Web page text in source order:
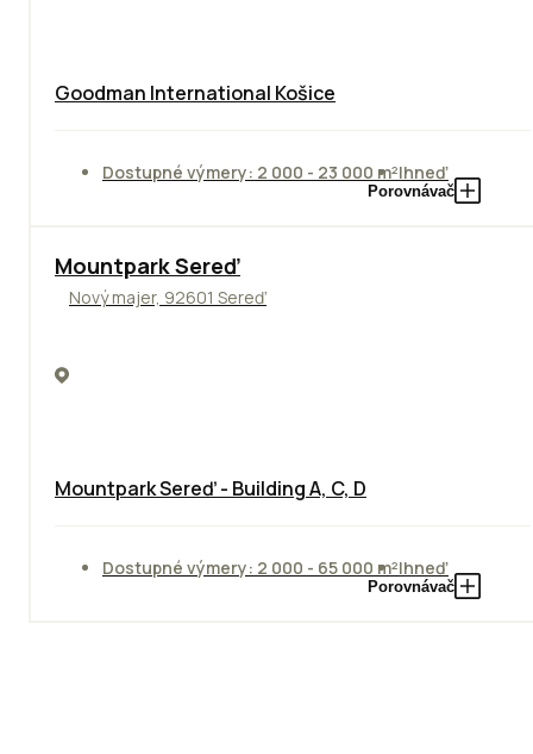
Goodman International Košice
Dostupné výmery: 2 000 - 23 000 m²Ihneď
Porovnávač
NOVINKA
Mountpark Sereď
Nový majer, 92601 Sereď
Mountpark Sereď - Building A, C, D
Dostupné výmery: 2 000 - 65 000 m²Ihneď
Porovnávač